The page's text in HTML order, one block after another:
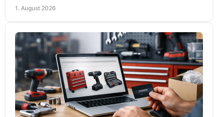
1. August 2026